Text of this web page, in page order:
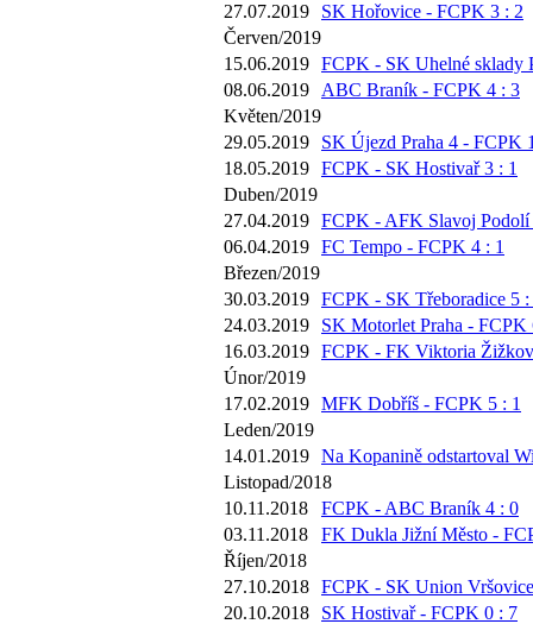
27.07.2019
SK Hořovice - FCPK 3 : 2
Červen/2019
15.06.2019 FCPK - SK Uhelné sklady
08.06.2019
ABC Braník - FCPK 4 : 3
Květen/2019
29.05.2019
SK Újezd Praha 4 - FCPK
18.05.2019 FCPK - SK Hostivař 3 : 1
Duben/2019
27.04.2019 FCPK - AFK Slavoj Podolí
06.04.2019 FC Tempo - FCPK 4 : 1
Březen/2019
30.03.2019 FCPK - SK Třeboradice 5 :
24.03.2019
SK Motorlet Praha - FCPK
16.03.2019 FCPK - FK Viktoria
Únor/2019
17.02.2019 MFK Dobříš - FCPK 5 : 1
Leden/2019
14.01.2019 Na Kopanině odstartoval
Listopad/2018
10.11.2018
FCPK - ABC Braník 4 : 0
03.11.2018
FK Dukla Jižní Město -
Říjen/2018
27.10.2018 FCPK - SK Union
20.10.2018
SK Hostivař - FCPK 0 : 7